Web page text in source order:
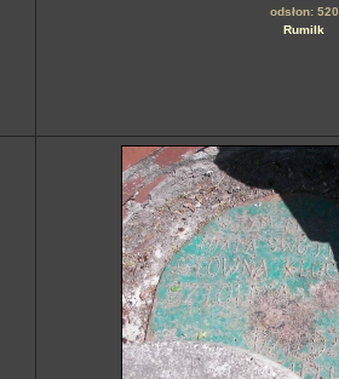
odsłon: 520
Rumilk